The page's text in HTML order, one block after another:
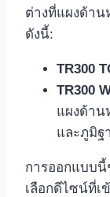
ต่างที่แผงด้า
ดังนี้:
TR300
TR300
แผงด้า
และภูมิฐ
การออกแบบนี้
เลือกดีไซน์ที่เ